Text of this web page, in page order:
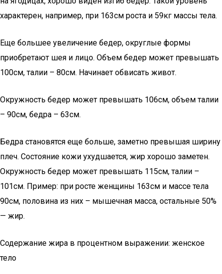
характерен, например, при 163см роста и 59кг массы тела.
Еще большее увеличение бедер, округлые формы
приобретают шея и лицо. Объем бедер может превышать
100см, талии – 80см. Начинает обвисать живот.
Окружность бедер может превышать 106см, объем талии
– 90см, бедра – 63см.
Бедра становятся еще больше, заметно превышая ширину
плеч. Состояние кожи ухудшается, жир хорошо заметен.
Окружность бедер может превышать 115см, талии –
101см. Пример: при росте женщины 163см и массе тела
90см, половина из них – мышечная масса, остальные 50%
— жир.
Содержание жира в процентном выражении: женское
тело